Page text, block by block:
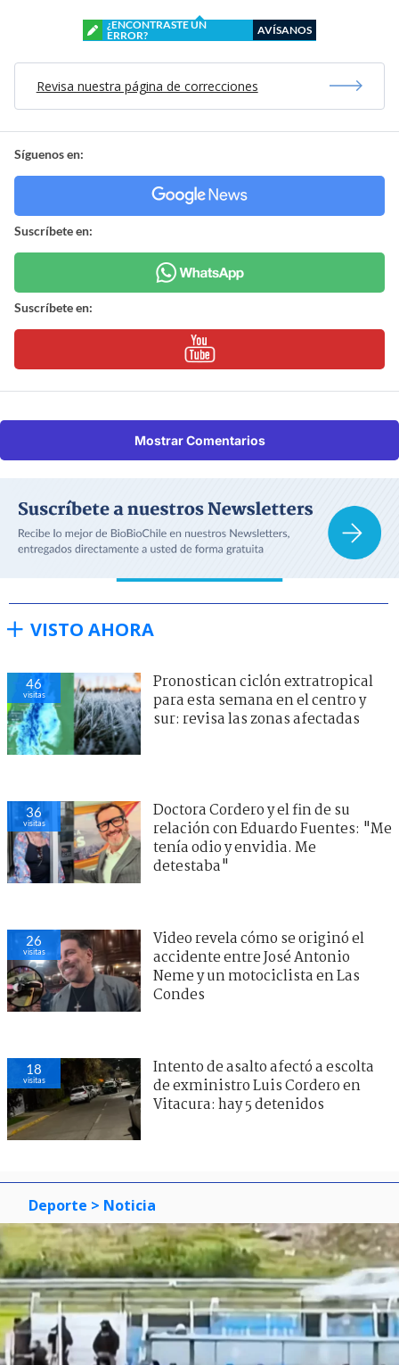
¿ENCONTRASTE UN
ERROR?
AVÍSANOS
Revisa nuestra página de correcciones
Síguenos en:
Suscríbete en:
Suscríbete en:
Mostrar Comentarios
VISTO AHORA
46
visitas
Pronostican ciclón extratropical
para esta semana en el centro y
sur: revisa las zonas afectadas
36
visitas
Doctora Cordero y el fin de su
relación con Eduardo Fuentes: "Me
tenía odio y envidia. Me
detestaba"
26
visitas
Video revela cómo se originó el
accidente entre José Antonio
Neme y un motociclista en Las
Condes
18
visitas
Intento de asalto afectó a escolta
de exministro Luis Cordero en
Vitacura: hay 5 detenidos
Deporte > Noticia